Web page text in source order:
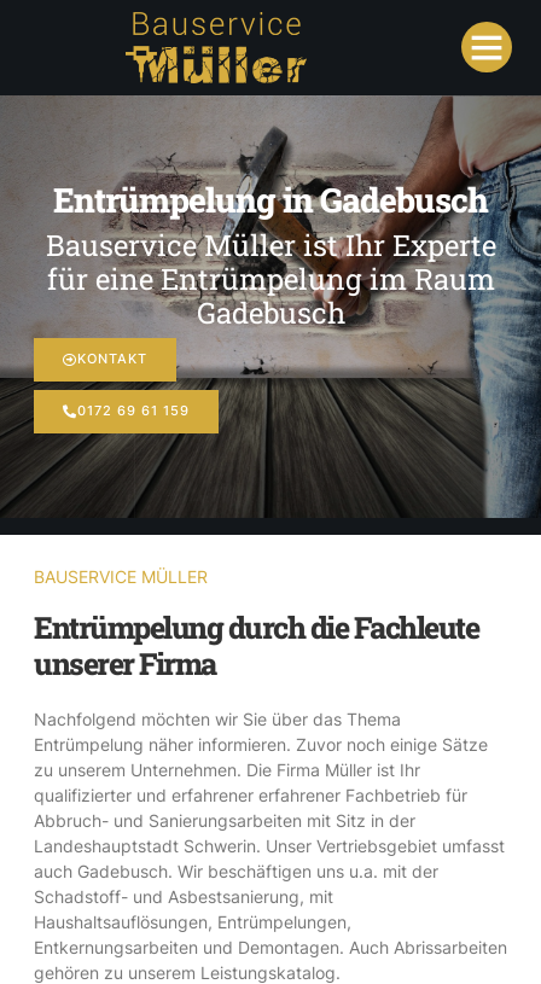
Entrümpelung in Gadebusch
Bauservice Müller ist Ihr Experte
für eine Entrümpelung im Raum
Gadebusch
KONTAKT
0172 69 61 159
BAUSERVICE MÜLLER
Entrümpelung durch die Fachleute
unserer Firma
Nachfolgend möchten wir Sie über das Thema
Entrümpelung näher informieren. Zuvor noch einige Sätze
zu unserem Unternehmen. Die Firma Müller ist Ihr
qualifizierter und erfahrener erfahrener Fachbetrieb für
Abbruch- und Sanierungsarbeiten mit Sitz in der
Landeshauptstadt Schwerin. Unser Vertriebsgebiet umfasst
auch Gadebusch. Wir beschäftigen uns u.a. mit der
Schadstoff- und Asbestsanierung, mit
Haushaltsauflösungen, Entrümpelungen,
Entkernungsarbeiten und Demontagen. Auch Abrissarbeiten
gehören zu unserem Leistungskatalog.